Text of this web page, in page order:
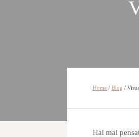
Home / Blog /
Hai mai